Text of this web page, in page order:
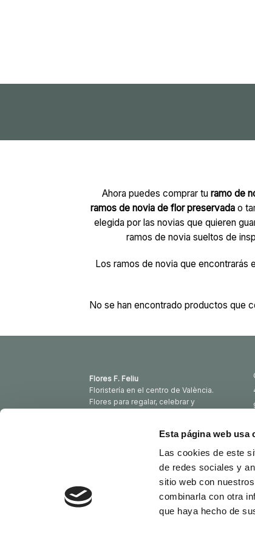
Esta página web usa
Las cookies de este
de redes sociales y
sitio web con
combinarla con otra
que haya hecho de
Ahora puedes comprar tu ramo de
ramos de novia de flor preservada o
elegida por las novias que quieren
ramos de novia sueltos de
Los ramos de novia que encontrarás
No se han encontrado productos que
Flores F. Feliu
Floristería en el centro de València.
Flores para regalar, celebrar y
FLOWER DELIVERY IN VALÈNCIA
Copyright 2026 ©Flores Feliu